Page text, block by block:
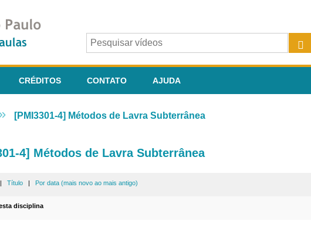
CRÉDITOS CONTATO AJUDA
[PMI3301-4] Métodos de Lavra Subterrânea
4] Métodos de Lavra Subterrânea
Título | Por data (mais novo ao mais antigo)
disciplina